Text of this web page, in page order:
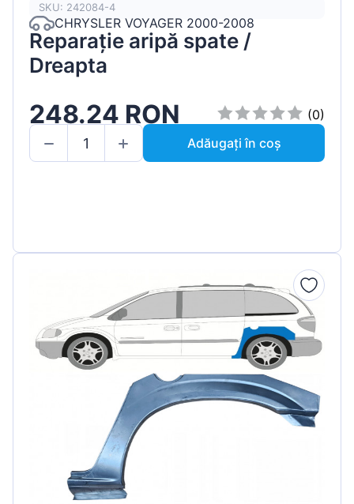
SKU: 242084-4
CHRYSLER VOYAGER 2000-2008
Reparație aripă spate /
Dreapta
248.24 RON
(0)
Adăugați în coș